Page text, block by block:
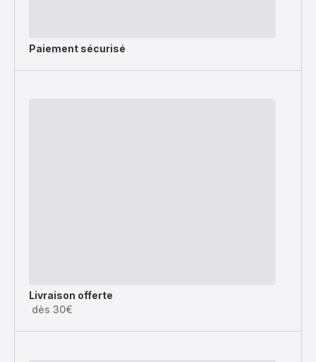
Paiement sécurisé
Livraison offerte
dès 30€